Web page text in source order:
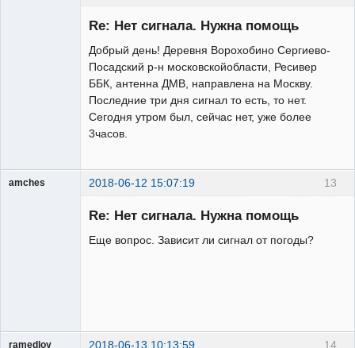
Re: Нет сигнала. Нужна помощь
Добрый день! Деревня Ворохобино Сергиево-
Посадский р-н московскойобласти, Ресивер
ББК, антенна ДМВ, направлена на Москву.
Последние три дня сигнал то есть, то нет.
Сегодня утром был, сейчас нет, уже более
3часов.
13
amches 2018-06-12 15:07:19
Re: Нет сигнала. Нужна помощь
Еще вопрос. Зависит ли сигнал от погоды?
14
ramedloy 2018-06-13 10:13:59